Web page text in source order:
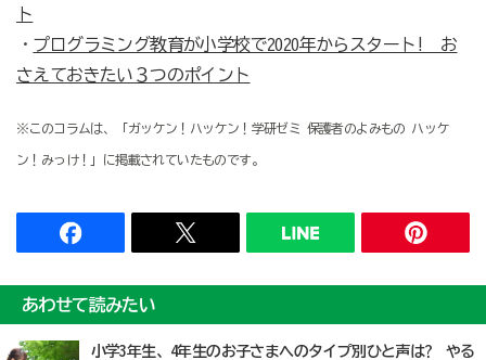
ト
・ プログラミング教育が小学校で2020年からスタート! お
さえておきたい３つのポイント
※このコラムは、「ガッケン！ハッケン！学研ゼミ 保護者のよみもの ハッケ
ン！みっけ！」に掲載されていたものです。
あわせて読みたい
小学3年生、4年生のお子さまへのタイプ別ひと声は? やる